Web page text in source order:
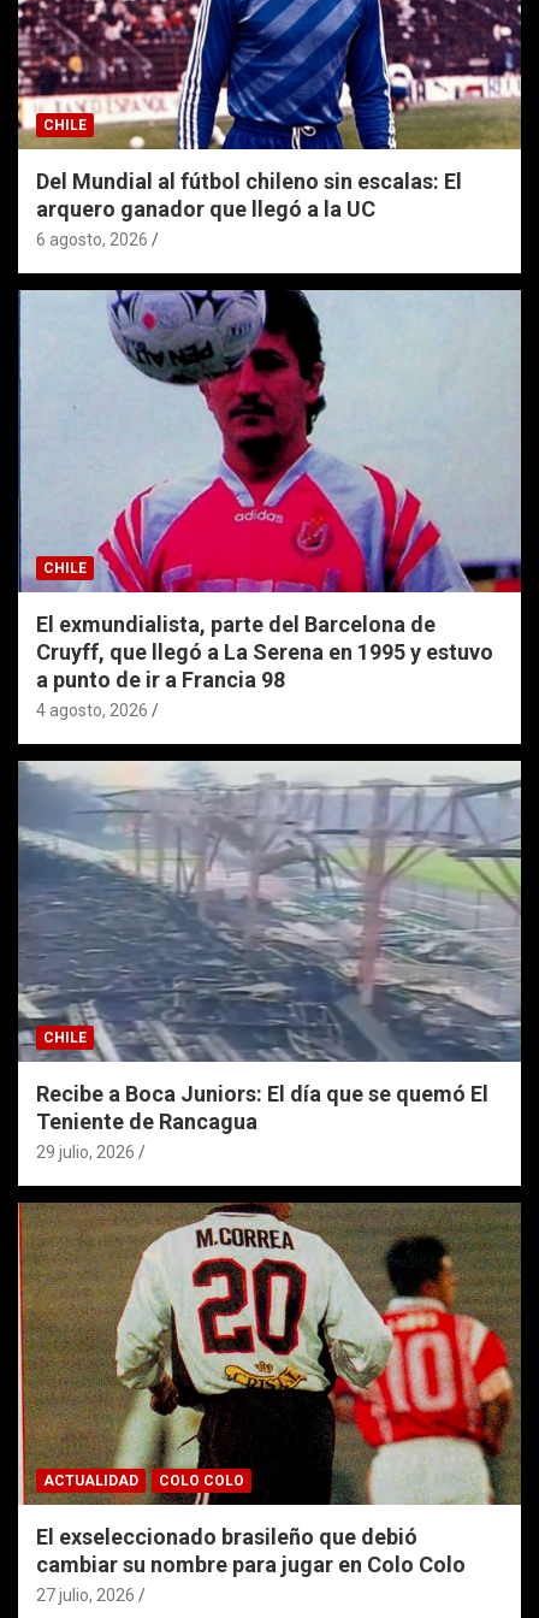
CHILE
Del Mundial al fútbol chileno sin escalas: El
arquero ganador que llegó a la UC
6 agosto, 2026
CHILE
El exmundialista, parte del Barcelona de
Cruyff, que llegó a La Serena en 1995 y estuvo
a punto de ir a Francia 98
4 agosto, 2026
CHILE
Recibe a Boca Juniors: El día que se quemó El
Teniente de Rancagua
29 julio, 2026
ACTUALIDAD COLO COLO
El exseleccionado brasileño que debió
cambiar su nombre para jugar en Colo Colo
27 julio, 2026